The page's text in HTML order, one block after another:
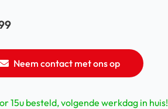
Neem contact met ons op
15u besteld, volgende werkdag in huis!